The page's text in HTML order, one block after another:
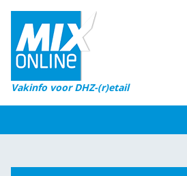
Vakinfo voor DHZ-(r)etail
Home
Magazines
DHZ Sessie
Marktcijfers